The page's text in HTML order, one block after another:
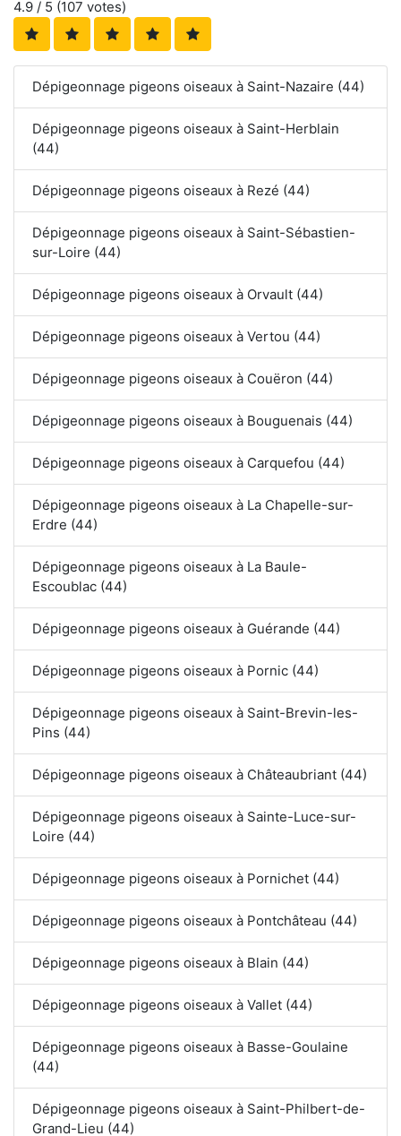
4.9 / 5 (107 votes)
Dépigeonnage pigeons oiseaux à Saint-Nazaire (44)
Dépigeonnage pigeons oiseaux à Saint-Herblain
(44)
Dépigeonnage pigeons oiseaux à Rezé (44)
Dépigeonnage pigeons oiseaux à Saint-Sébastien-
sur-Loire (44)
Dépigeonnage pigeons oiseaux à Orvault (44)
Dépigeonnage pigeons oiseaux à Vertou (44)
Dépigeonnage pigeons oiseaux à Couëron (44)
Dépigeonnage pigeons oiseaux à Bouguenais (44)
Dépigeonnage pigeons oiseaux à Carquefou (44)
Dépigeonnage pigeons oiseaux à La Chapelle-sur-
Erdre (44)
Dépigeonnage pigeons oiseaux à La Baule-
Escoublac (44)
Dépigeonnage pigeons oiseaux à Guérande (44)
Dépigeonnage pigeons oiseaux à Pornic (44)
Dépigeonnage pigeons oiseaux à Saint-Brevin-les-
Pins (44)
Dépigeonnage pigeons oiseaux à Châteaubriant (44)
Dépigeonnage pigeons oiseaux à Sainte-Luce-sur-
Loire (44)
Dépigeonnage pigeons oiseaux à Pornichet (44)
Dépigeonnage pigeons oiseaux à Pontchâteau (44)
Dépigeonnage pigeons oiseaux à Blain (44)
Dépigeonnage pigeons oiseaux à Vallet (44)
Dépigeonnage pigeons oiseaux à Basse-Goulaine
(44)
Dépigeonnage pigeons oiseaux à Saint-Philbert-de-
Grand-Lieu (44)